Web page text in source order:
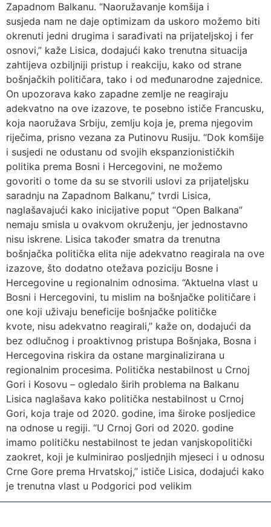
Zapadnom Balkanu. “Naoružavanje komšija i
susjeda nam ne daje optimizam da uskoro možemo biti
okrenuti jedni drugima i sarađivati na prijateljskoj i fer
osnovi,” kaže Lisica, dodajući kako trenutna situacija
zahtijeva ozbiljniji pristup i reakciju, kako od strane
bošnjačkih političara, tako i od međunarodne zajednice.
On upozorava kako zapadne zemlje ne reagiraju
adekvatno na ove izazove, te posebno ističe Francusku,
koja naoružava Srbiju, zemlju koja je, prema njegovim
riječima, prisno vezana za Putinovu Rusiju. “Dok komšije
i susjedi ne odustanu od svojih ekspanzionističkih
politika prema Bosni i Hercegovini, ne možemo
govoriti o tome da su se stvorili uslovi za prijateljsku
saradnju na Zapadnom Balkanu,” tvrdi Lisica,
naglašavajući kako inicijative poput “Open Balkana”
nemaju smisla u ovakvom okruženju, jer jednostavno
nisu iskrene. Lisica također smatra da trenutna
bošnjačka politička elita nije adekvatno reagirala na ove
izazove, što dodatno otežava poziciju Bosne i
Hercegovine u regionalnim odnosima. “Aktuelna vlast u
Bosni i Hercegovini, tu mislim na bošnjačke političare i
one koji uživaju beneficije bošnjačke političke
kvote, nisu adekvatno reagirali,” kaže on, dodajući da
bez odlučnog i proaktivnog pristupa Bošnjaka, Bosna i
Hercegovina riskira da ostane marginalizirana u
regionalnim procesima. Politička nestabilnost u Crnoj
Gori i Kosovu – ogledalo širih problema na Balkanu
Lisica naglašava kako politička nestabilnost u Crnoj
Gori, koja traje od 2020. godine, ima široke posljedice
na odnose u regiji. “U Crnoj Gori od 2020. godine
imamo političku nestabilnost te jedan vanjskopolitički
zaokret, koji je kulminirao posljednjih mjeseci i u odnosu
Crne Gore prema Hrvatskoj,” ističe Lisica, dodajući kako
je trenutna vlast u Podgorici pod velikim